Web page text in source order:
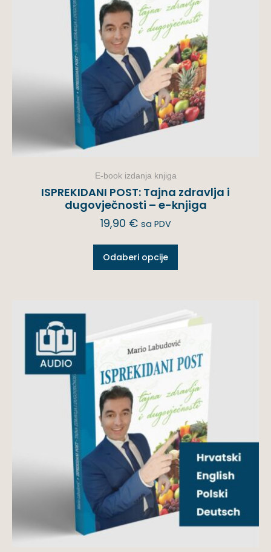
E-book izdanja knjiga
ISPREKIDANI POST: Tajna zdravlja i
dugovječnosti – e-knjiga
19,90 € sa PDV
Odaberi opcije